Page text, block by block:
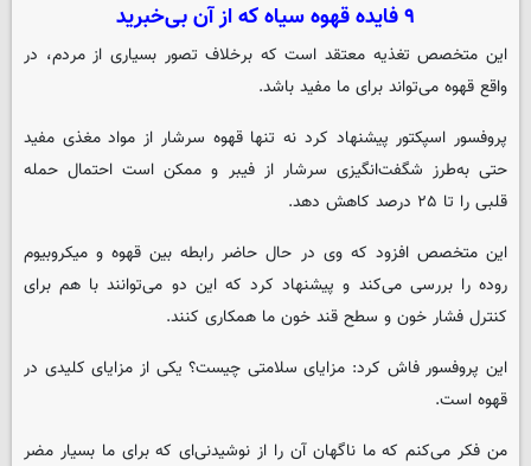
۹ فایده قهوه سیاه که از آن بی‌خبرید
این متخصص تغذیه معتقد است که برخلاف تصور بسیاری از مردم، در
واقع قهوه می‌تواند برای ما مفید باشد.
پروفسور اسپکتور پیشنهاد کرد نه تنها قهوه سرشار از مواد مغذی مفید
حتی به‌طرز شگفت‌انگیزی سرشار از فیبر و ممکن است احتمال حمله
قلبی را تا ۲۵ درصد کاهش دهد.
این متخصص افزود که وی در حال حاضر رابطه بین قهوه و میکروبیوم
روده را بررسی می‌کند و پیشنهاد کرد که این دو می‌توانند با هم برای
کنترل فشار خون و سطح قند خون ما همکاری کنند.
این پروفسور فاش کرد: مزایای سلامتی چیست؟ یکی از مزایای کلیدی در
قهوه است.
من فکر می‌کنم که ما ناگهان آن را از نوشیدنی‌ای که برای ما بسیار مضر